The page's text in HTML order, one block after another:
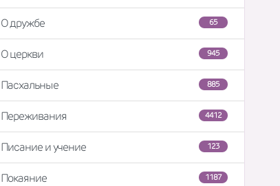
65
О дружбе
945
О церкви
885
Пасхальные
4412
Переживания
123
Писание и учение
1187
Покаяние